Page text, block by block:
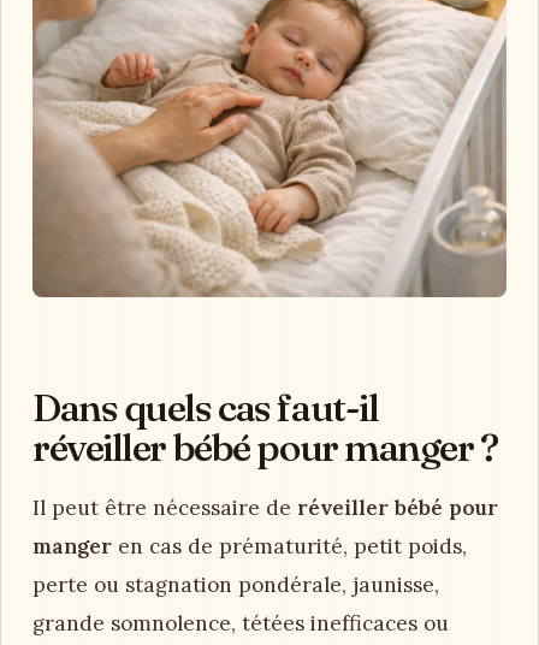
Dans quels cas faut-il
réveiller bébé pour manger ?
Il peut être nécessaire de réveiller bébé pour
manger en cas de prématurité, petit poids,
perte ou stagnation pondérale, jaunisse,
grande somnolence, tétées inefficaces ou